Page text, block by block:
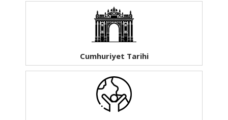
Cumhuriyet Tarihi